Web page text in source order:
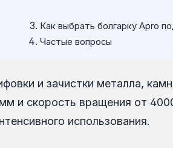
Как выбрать болгарку Apro
Частые вопросы
и зачистки металла,
и скорость вращения от
использования.